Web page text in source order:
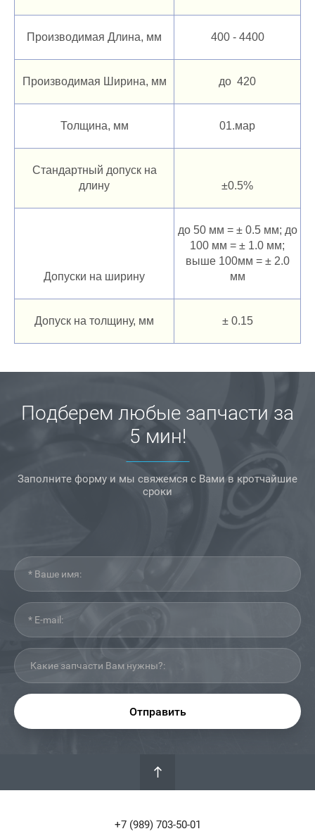
Производимая Длина, мм 400 - 4400
Производимая Ширина, мм до 420
Толщина, мм 01.мар
Стандартный допуск на
длину
±0.5%
Допуски на ширину
до 50 мм = ± 0.5 мм; до
100 мм = ± 1.0 мм;
выше 100мм = ± 2.0
мм
Допуск на толщину, мм ± 0.15
Подберем любые запчасти за
5 мин!
Заполните форму и мы свяжемся с Вами в кротчайшие
сроки
Отправить
+7 (989) 703-50-01